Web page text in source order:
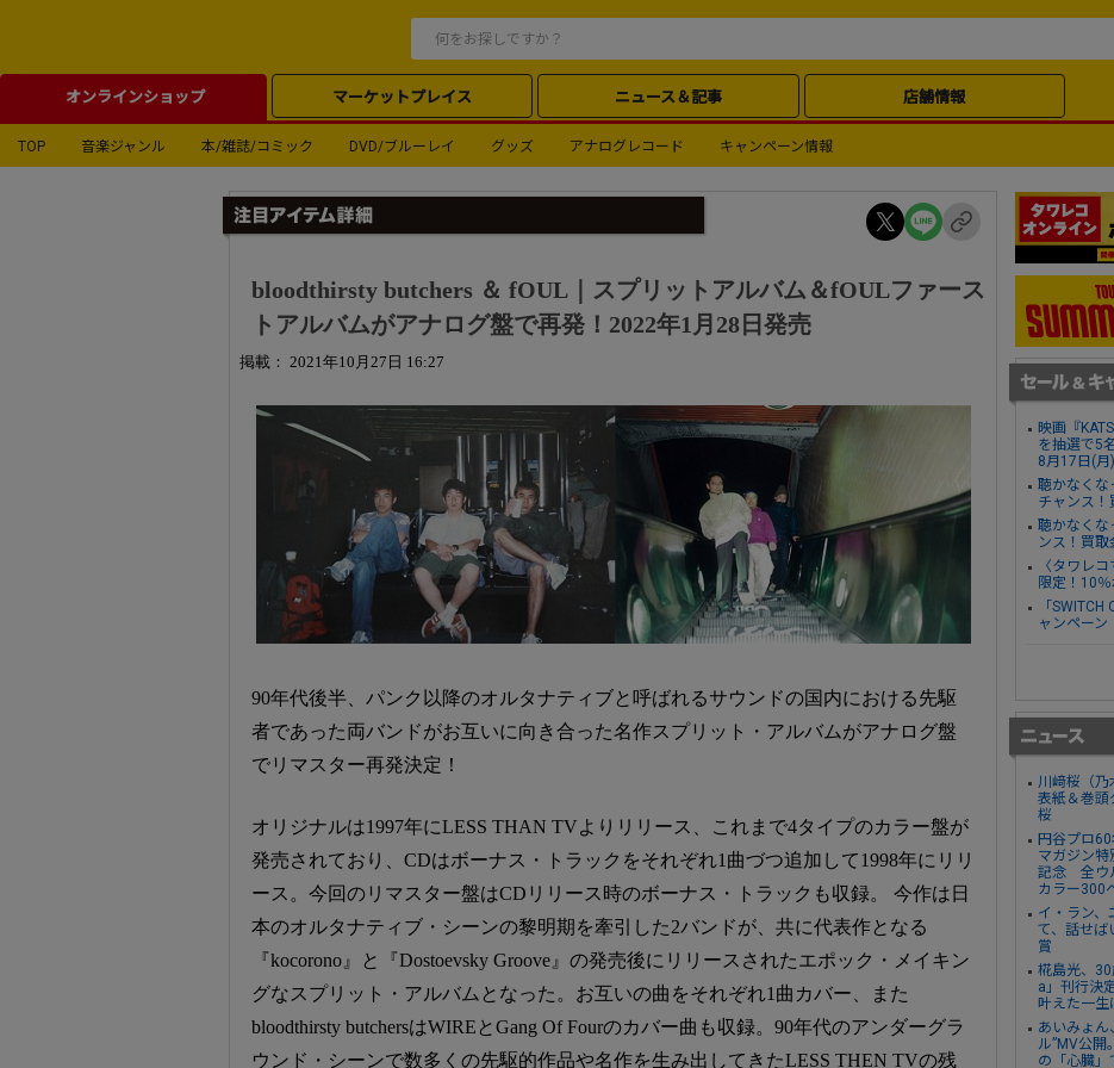
オンラインショップ マーケットプレイス ニュース＆記事 店舗情報
TOP 音楽ジャンル 本/雑誌/コミック DVD/ブルーレイ グッズ アナログレコード キャンペーン情報
bloodthirsty butchers ＆ fOUL｜スプリットアルバム＆fOULファース
トアルバムがアナログ盤で再発！2022年1月28日発売
掲載： 2021年10月27日 16:27
90年代後半、パンク以降のオルタナティブと呼ばれるサウンドの国内における先駆
者であった両バンドがお互いに向き合った名作スプリット・アルバムがアナログ盤
でリマスター再発決定！
オリジナルは1997年にLESS THAN TVよりリリース、これまで4タイプのカラー盤が
発売されており、CDはボーナス・トラックをそれぞれ1曲づつ追加して1998年にリリ
ース。今回のリマスター盤はCDリリース時のボーナス・トラックも収録。 今作は日
本のオルタナティブ・シーンの黎明期を牽引した2バンドが、共に代表作となる
『kocorono』と『Dostoevsky Groove』の発売後にリリースされたエポック・メイキン
グなスプリット・アルバムとなった。お互いの曲をそれぞれ1曲カバー、また
bloodthirsty butchersはWIREとGang Of Fourのカバー曲も収録。90年代のアンダーグラ
ウンド・シーンで数多くの先駆的作品や名作を生み出してきたLESS THEN TVの残
映画『
を抽選で5
8月17日(月
聴かなくな
チャンス！
聴かなくな
ンス！買取
〈タワレ
限定！10
「
ャンペーン
川﨑桜（
表紙＆巻頭
桜
円谷プロ
マガジン
記念 全ウ
カラー300
イ・ラン、
て、話せば
賞
椛島光、
a」刊行決
叶えた一生
あいみょん
ル”MV公開
の「心臓」